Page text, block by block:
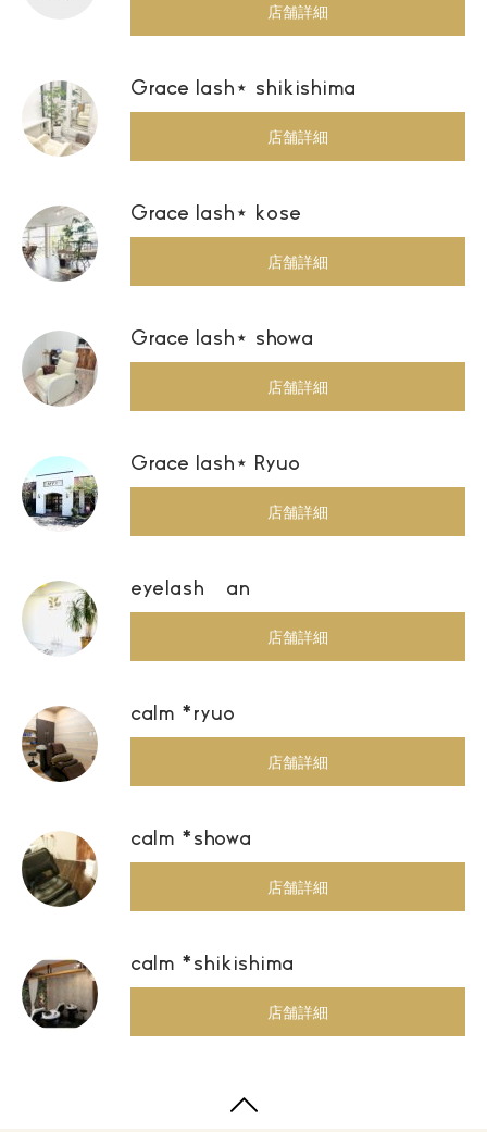
店舗詳細
Grace lash⋆ shikishima
店舗詳細
Grace lash⋆ kose
店舗詳細
Grace lash⋆ showa
店舗詳細
Grace lash⋆ Ryuo
店舗詳細
eyelash an
店舗詳細
calm *ryuo
店舗詳細
calm *showa
店舗詳細
calm *shikishima
店舗詳細